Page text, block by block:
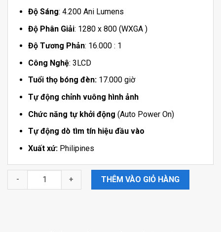
Độ Sáng: 4.200 Ani Lumens
Độ Phân Giải: 1280 x 800 (WXGA )
Độ Tương Phản: 16.000 : 1
Công Nghệ: 3LCD
Tuổi thọ bóng đèn:17.000 giờ
Tự động chỉnh vuông hình ảnh
Chức năng tự khởi động (Auto Power On)
Tự động dò tìm tín hiệu đầu vào
Xuất xứ: Philipines
MÁY CHIẾU EPSON EB-982W số lượngTHÊM VÀO GIỎ HÀNG